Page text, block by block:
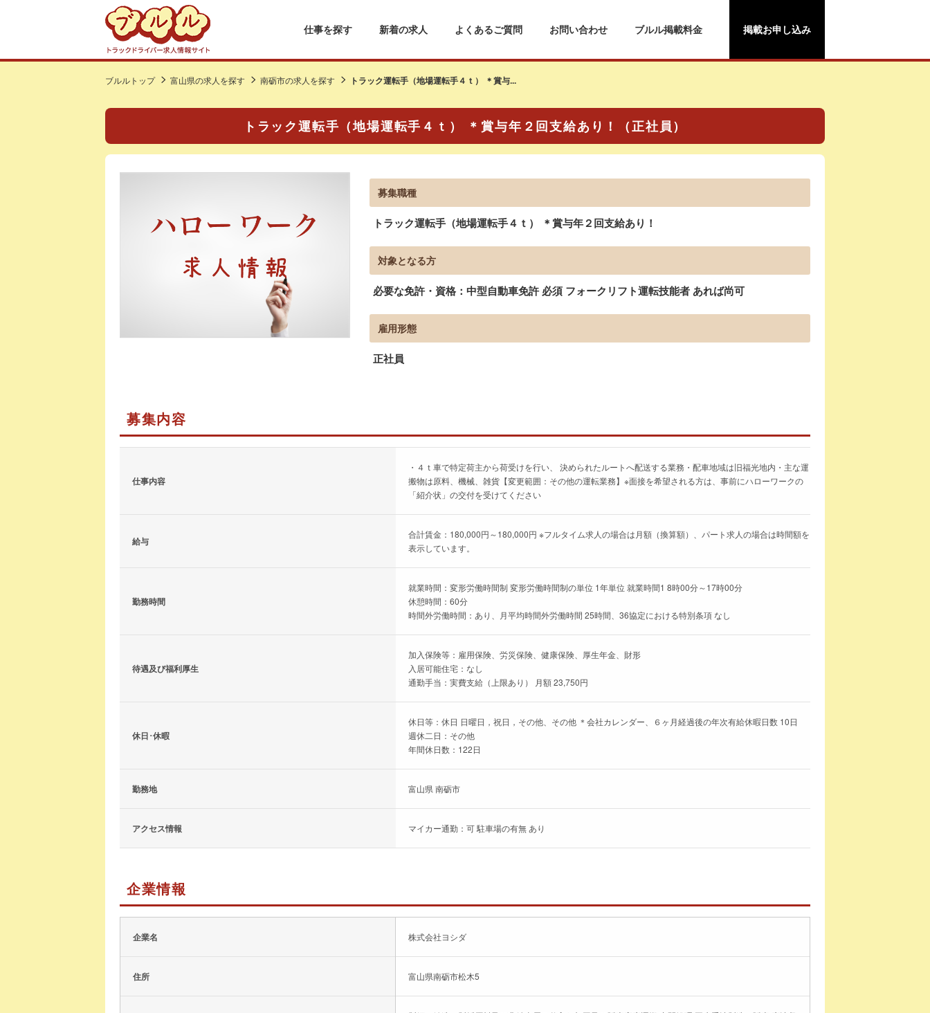
仕事を探す 新着の求人 よくあるご質問 お問い合わせ ブルル掲載料金 掲載お申し込み
ブルルトップ 富山県の求人を探す 南砺市の求人を探す トラック運転手（地場運転手４ｔ） ＊賞与...
トラック運転手（地場運転手４ｔ） ＊賞与年２回支給あり！（正社員）
募集職種
トラック運転手（地場運転手４ｔ） ＊賞与年２回支給あり！
対象となる方
必要な免許・資格：中型自動車免許 必須 フォークリフト運転技能者 あれば尚可
雇用形態
正社員
募集内容
仕事内容
・４ｔ車で特定荷主から荷受けを行い、 決められたルートへ配送する業務・配車地域は旧福光地内・主な運
搬物は原料、機械、雑貨【変更範囲：その他の運転業務】※面接を希望される方は、事前にハローワークの
「紹介状」の交付を受けてください
給与
合計賃金：180,000円～180,000円 ※フルタイム求人の場合は月額（換算額）、パート求人の場合は時間額を
表示しています。
勤務時間
就業時間：変形労働時間制 変形労働時間制の単位 1年単位 就業時間1 8時00分～17時00分
休憩時間：60分
時間外労働時間：あり、月平均時間外労働時間 25時間、36協定における特別条項 なし
待遇及び福利厚生
加入保険等：雇用保険、労災保険、健康保険、厚生年金、財形
入居可能住宅：なし
通勤手当：実費支給（上限あり） 月額 23,750円
休日･休暇
休日等：休日 日曜日，祝日，その他、その他 ＊会社カレンダー、６ヶ月経過後の年次有給休暇日数 10日
週休二日：その他
年間休日数：122日
勤務地 富山県 南砺市
アクセス情報 マイカー通勤：可 駐車場の有無 あり
企業情報
企業名 株式会社ヨシダ
住所 富山県南砺市松木5